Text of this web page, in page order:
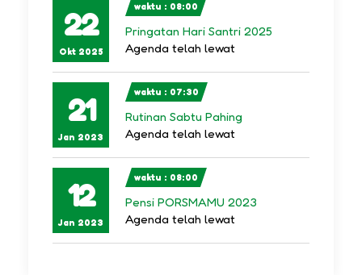
22
Okt 2025
waktu : 08:00
Pringatan Hari Santri 2025
Agenda telah lewat
21
Jan 2023
waktu : 07:30
Rutinan Sabtu Pahing
Agenda telah lewat
12
Jan 2023
waktu : 08:00
Pensi PORSMAMU 2023
Agenda telah lewat